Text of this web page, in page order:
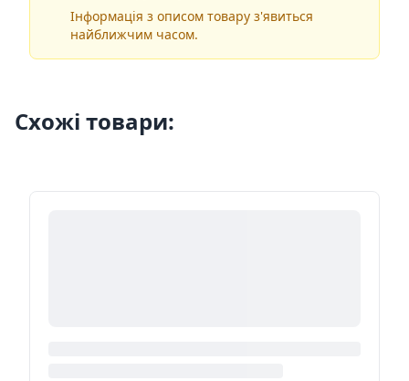
Інформація з описом товару з'явиться
найближчим часом.
Схожі товари: